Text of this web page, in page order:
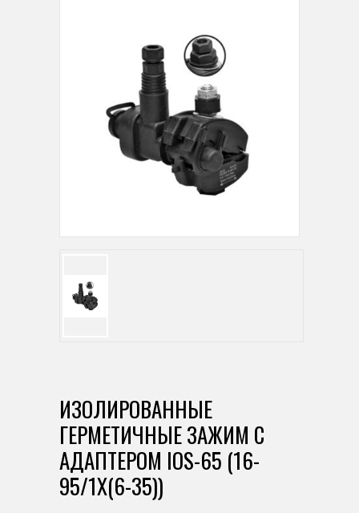
ИЗОЛИРОВАННЫЕ
ГЕРМЕТИЧНЫЕ ЗАЖИМ С
АДАПТЕРОМ IOS-65 (16-
95/1X(6-35))